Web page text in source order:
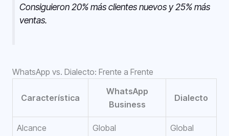
Consiguieron 20% más clientes nuevos y 25% más
ventas.
WhatsApp vs. Dialecto: Frente a Frente
Característica
WhatsApp
Business
Dialecto
Alcance Global Global